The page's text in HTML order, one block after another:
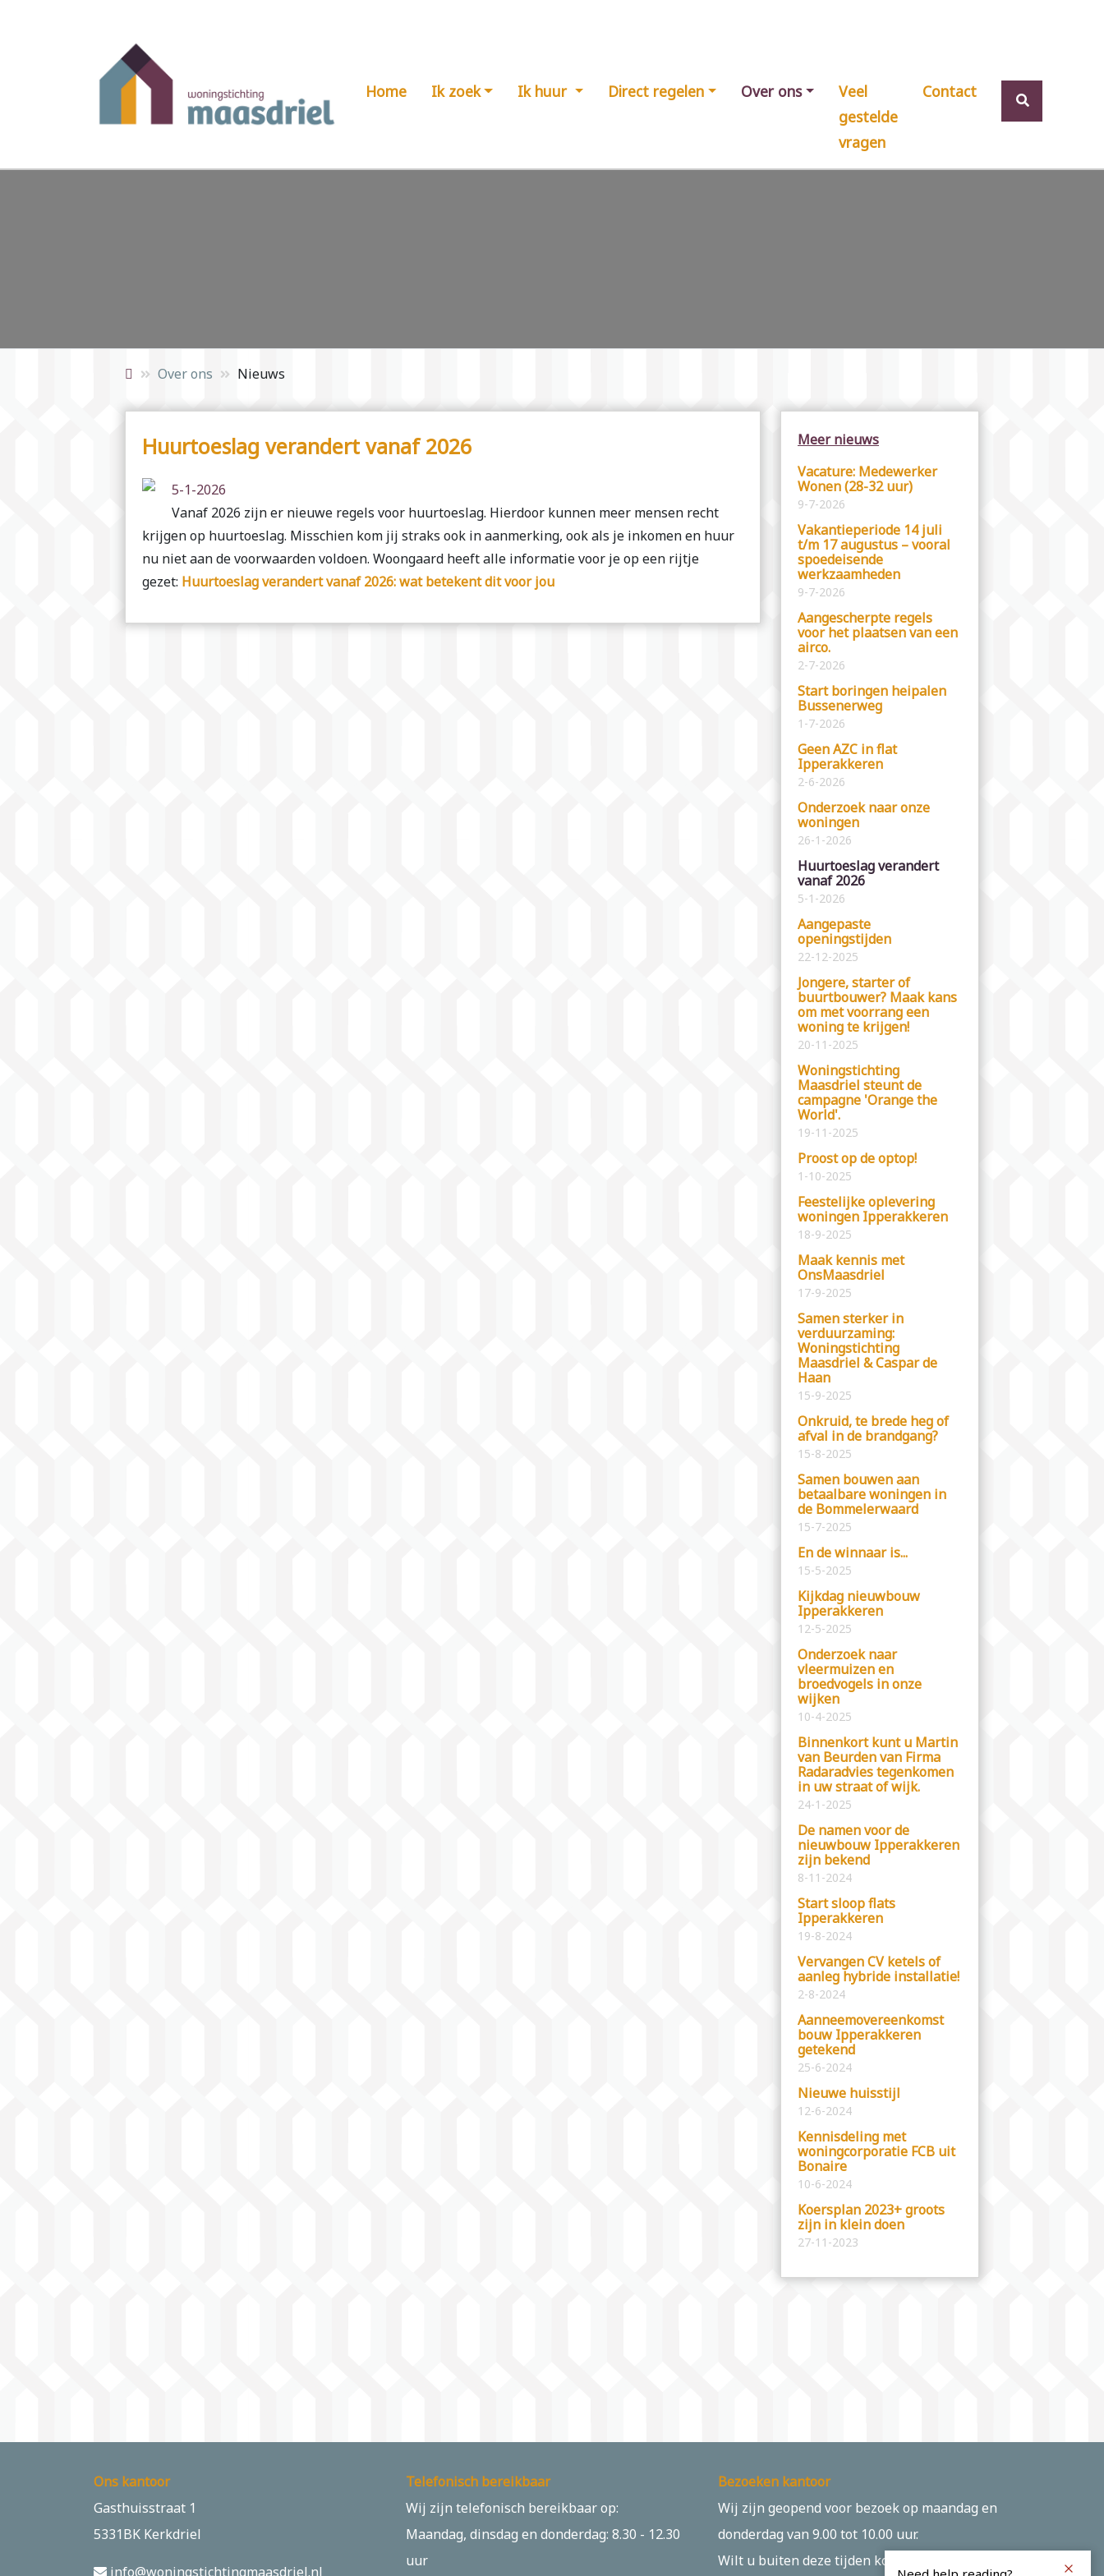
Home Ik zoek Ik huur Direct regelen Over ons
Veel
gestelde
vragen
Contact
Over ons Nieuws
Huurtoeslag verandert vanaf 2026
5-1-2026
Vanaf 2026 zijn er nieuwe regels voor huurtoeslag. Hierdoor kunnen meer mensen recht
krijgen op huurtoeslag. Misschien kom jij straks ook in aanmerking, ook als je inkomen en huur
nu niet aan de voorwaarden voldoen. Woongaard heeft alle informatie voor je op een rijtje
gezet: Huurtoeslag verandert vanaf 2026: wat betekent dit voor jou
Meer nieuws
Vacature: Medewerker
Wonen (28-32 uur)
9-7-2026
Vakantieperiode 14 juli
t/m 17 augustus – vooral
spoedeisende
werkzaamheden
9-7-2026
Aangescherpte regels
voor het plaatsen van een
airco.
2-7-2026
Start boringen heipalen
Bussenerweg
1-7-2026
Geen AZC in flat
Ipperakkeren
2-6-2026
Onderzoek naar onze
woningen
26-1-2026
Huurtoeslag verandert
vanaf 2026
5-1-2026
Aangepaste
openingstijden
22-12-2025
Jongere, starter of
buurtbouwer? Maak kans
om met voorrang een
woning te krijgen!
20-11-2025
Woningstichting
Maasdriel steunt de
campagne 'Orange the
World'.
19-11-2025
Proost op de optop!
1-10-2025
Feestelijke oplevering
woningen Ipperakkeren
18-9-2025
Maak kennis met
OnsMaasdriel
17-9-2025
Samen sterker in
verduurzaming:
Woningstichting
Maasdriel & Caspar de
Haan
15-9-2025
Onkruid, te brede heg of
afval in de brandgang?
15-8-2025
Samen bouwen aan
betaalbare woningen in
de Bommelerwaard
15-7-2025
En de winnaar is...
15-5-2025
Kijkdag nieuwbouw
Ipperakkeren
12-5-2025
Onderzoek naar
vleermuizen en
broedvogels in onze
wijken
10-4-2025
Binnenkort kunt u Martin
van Beurden van Firma
Radaradvies tegenkomen
in uw straat of wijk.
24-1-2025
De namen voor de
nieuwbouw Ipperakkeren
zijn bekend
8-11-2024
Start sloop flats
Ipperakkeren
19-8-2024
Vervangen CV ketels of
aanleg hybride installatie!
2-8-2024
Aanneemovereenkomst
bouw Ipperakkeren
getekend
25-6-2024
Nieuwe huisstijl
12-6-2024
Kennisdeling met
woningcorporatie FCB uit
Bonaire
10-6-2024
Koersplan 2023+ groots
zijn in klein doen
27-11-2023
Ons kantoor
Gasthuisstraat 1
5331BK Kerkdriel
info@woningstichtingmaasdriel.nl
Telefonisch bereikbaar
Wij zijn telefonisch bereikbaar op:
Maandag, dinsdag en donderdag: 8.30 - 12.30
uur
Bezoeken kantoor
Wij zijn geopend voor bezoek op maandag en
donderdag van 9.00 tot 10.00 uur.
Wilt u buiten deze tijden komen? Maak dan